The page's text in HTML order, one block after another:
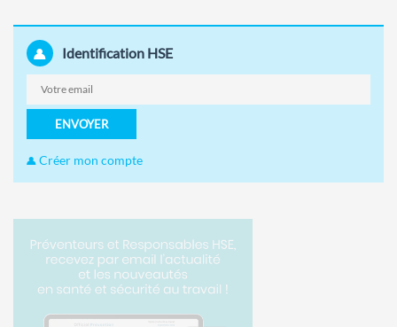
Identification HSE
ENVOYER
Créer mon compte